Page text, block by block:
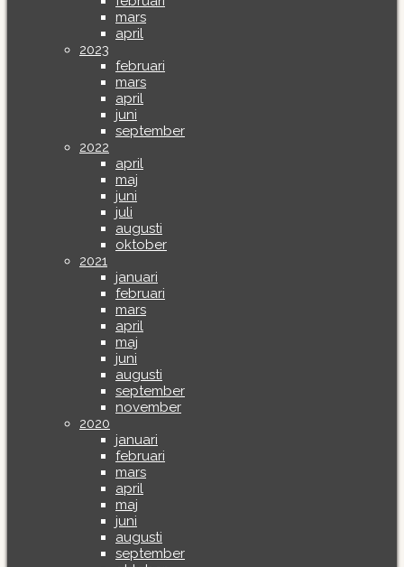
mars
april
2023
februari
mars
april
juni
september
2022
april
maj
juni
juli
augusti
oktober
2021
januari
februari
mars
april
maj
juni
augusti
september
november
2020
januari
februari
mars
april
maj
juni
augusti
september